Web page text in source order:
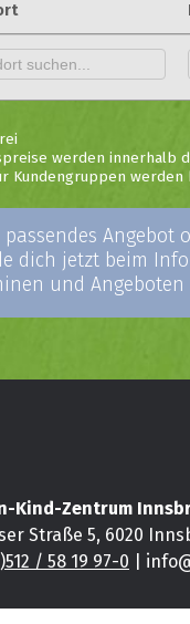
werden innerhalb
Kundengruppen
passendes Angebot
dich jetzt beim
und Angeboten
Kind-Zentrum
Straße 5, 6020
/ 58 19 97-0 |